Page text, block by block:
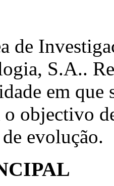
de
S.A..
em que
objectivo
evolução.